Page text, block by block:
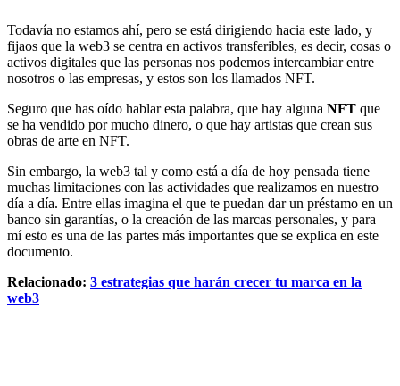
Todavía no estamos ahí, pero se está dirigiendo hacia este lado, y
fijaos que la web3 se centra en activos transferibles, es decir, cosas o
activos digitales que las personas nos podemos intercambiar entre
nosotros o las empresas, y estos son los llamados NFT.
Seguro que has oído hablar esta palabra, que hay alguna NFT que
se ha vendido por mucho dinero, o que hay artistas que crean sus
obras de arte en NFT.
Sin embargo, la web3 tal y como está a día de hoy pensada tiene
muchas limitaciones con las actividades que realizamos en nuestro
día a día. Entre ellas imagina el que te puedan dar un préstamo en un
banco sin garantías, o la creación de las marcas personales, y para
mí esto es una de las partes más importantes que se explica en este
documento.
Relacionado: 3 estrategias que harán crecer tu marca en la
web3